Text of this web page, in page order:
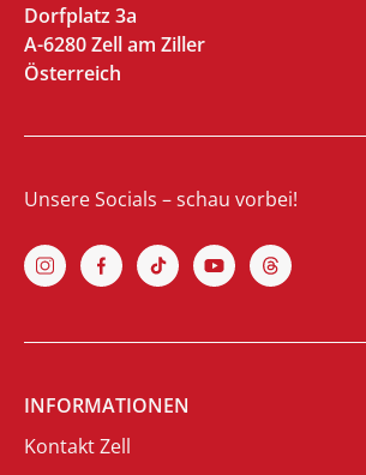
Dorfplatz 3a
A-6280 Zell am Ziller
Österreich
Unsere Socials – schau vorbei!
INFORMATIONEN
Kontakt Zell